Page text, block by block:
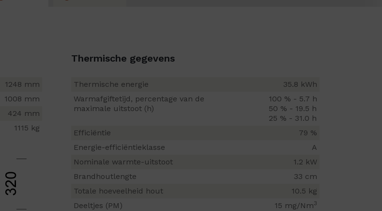
1248 mm
1008 mm
424 mm
1115 kg
Thermische gegevens
Thermische energie
35.8 kWh
Warmafgiftetijd, percentage van de
maximale uitstoot (h)
100 % - 5.7 h
50 % - 19.5 h
25 % - 31.0 h
Efficiëntie
79 %
Energie-efficiëntieklasse
A
Nominale warmte-uitstoot
1.2 kW
Brandhoutlengte
33 cm
Totale hoeveelheid hout
10.5 kg
Deeltjes (PM)
15 mg/Nm3